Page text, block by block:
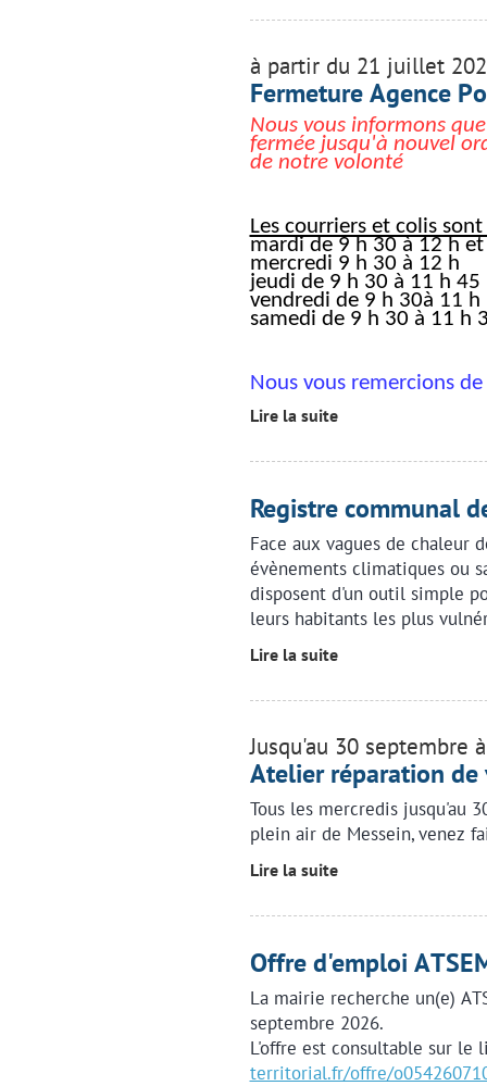
à partir du 21 juillet
Fermeture Agence
Nous vous informons
fermée jusqu'à nouvel
de notre volonté
Les courriers et colis
mardi de 9 h 30 à 12 h
mercredi 9 h 30 à 12 h
jeudi de 9 h 30 à 11 h 45
vendredi de 9 h 30à 11 h
samedi de 9 h 30 à 11 h
Nous vous remercions
Lire la suite
Registre communal
Face aux vagues de chaleur
évènements climatiques ou
disposent d'un outil simple
leurs habitants les plus
Lire la suite
Jusqu'au 30 septembre
Atelier réparation de
Tous les mercredis jusqu'au
plein air de Messein, venez
Lire la suite
Offre d'emploi
La mairie recherche un(e)
septembre 2026.
L'offre est consultable sur le
territorial.fr/offre/